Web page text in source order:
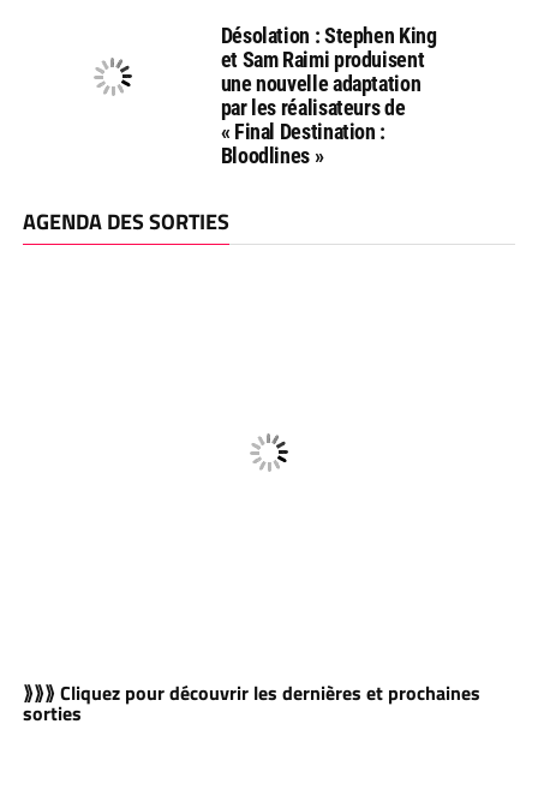
Désolation : Stephen King
et Sam Raimi produisent
une nouvelle adaptation
par les réalisateurs de
« Final Destination :
Bloodlines »
AGENDA DES SORTIES
⟫⟫⟫ Cliquez pour découvrir les dernières et prochaines
sorties